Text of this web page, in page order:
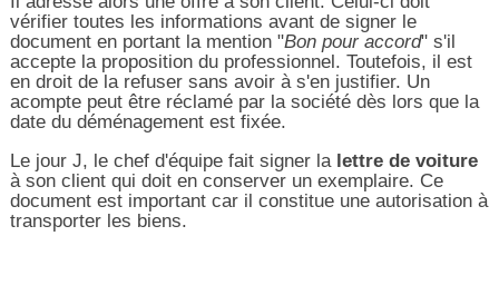
vérifier toutes les informations avant de signer le
document en portant la mention "Bon pour accord" s'il
accepte la proposition du professionnel. Toutefois, il est
en droit de la refuser sans avoir à s'en justifier. Un
acompte peut être réclamé par la société dès lors que la
date du déménagement est fixée.
Le jour J, le chef d'équipe fait signer la lettre de voiture
à son client qui doit en conserver un exemplaire. Ce
document est important car il constitue une autorisation à
transporter les biens.